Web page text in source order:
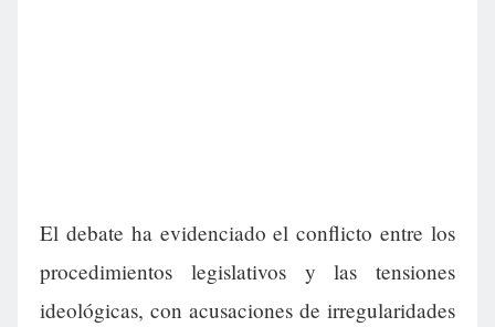
El debate ha evidenciado el conflicto entre los
procedimientos legislativos y las tensiones
ideológicas, con acusaciones de irregularidades